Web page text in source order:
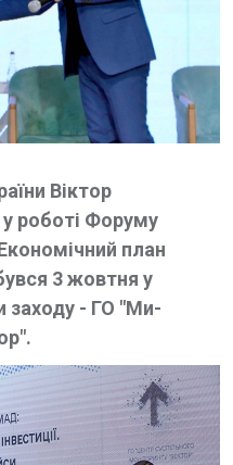
Віктор
роботі Форуму
план
3 жовтня у
заходу - ГО "Ми-